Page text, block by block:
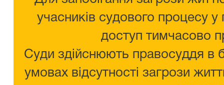
учасників судового процесу у
доступ тимчасово
Суди здійснюють правосуддя в
умовах відсутності загрози